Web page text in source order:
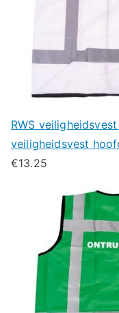
RWS
veiligheidsvest
€13.25